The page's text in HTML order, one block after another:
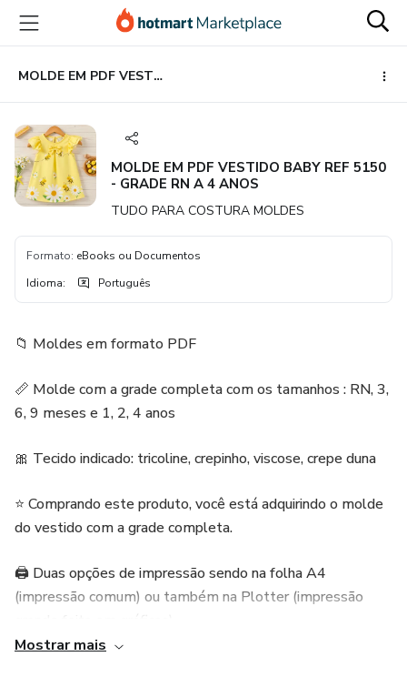
para
conteúdo
principal
para
pagamento
para
rodapé
MOLDE EM PDF VESTIDO BABY REF 5150 - GRADE RN A 4 ANOS
MOLDE EM PDF VESTIDO BABY REF 5150
- GRADE RN A 4 ANOS
TUDO PARA COSTURA MOLDES
Formato: eBooks ou Documentos
Idioma: Português
📁 Moldes em formato PDF
📏 Molde com a grade completa com os tamanhos : RN, 3,
6, 9 meses e 1, 2, 4 anos
🎀 Tecido indicado: tricoline, crepinho, viscose, crepe duna
⭐ Comprando este produto, você está adquirindo o molde
do vestido com a grade completa.
🖨️ Duas opções de impressão sendo na folha A4
(impressão comum) ou também na Plotter (impressão
Mostrar mais